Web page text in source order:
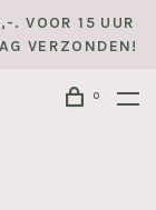
. VOOR 15 UUR
VERZONDEN!
0